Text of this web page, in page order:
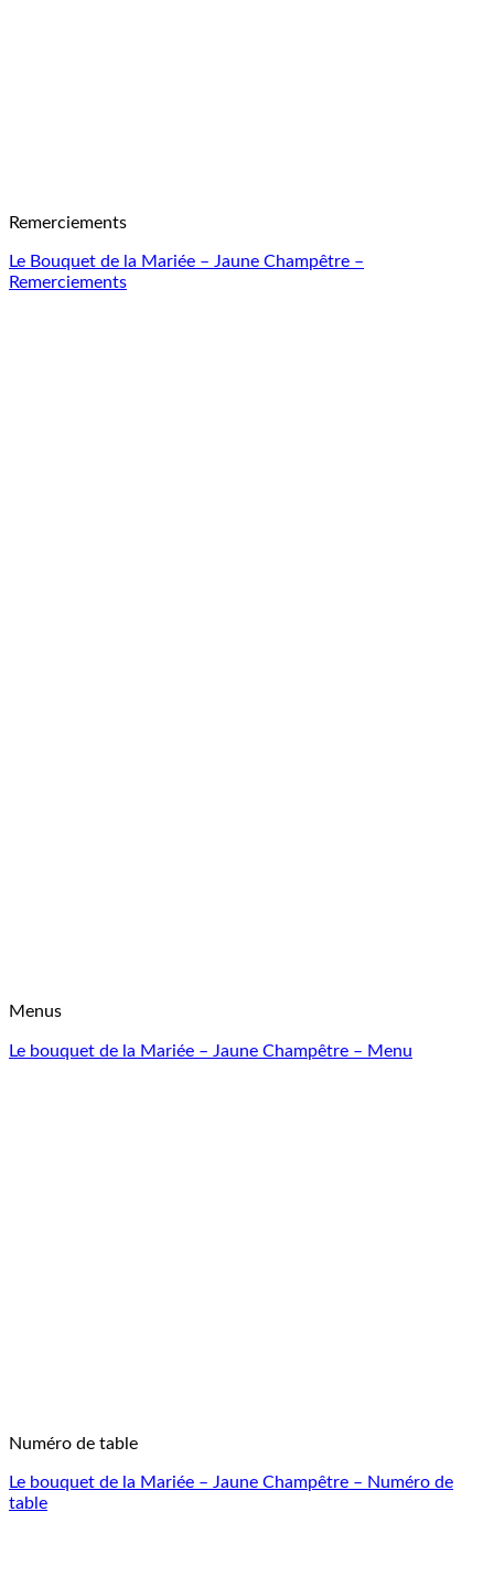
Remerciements
Le Bouquet de la Mariée – Jaune Champêtre –
Remerciements
Menus
Le bouquet de la Mariée – Jaune Champêtre – Menu
Numéro de table
Le bouquet de la Mariée – Jaune Champêtre – Numéro de
table